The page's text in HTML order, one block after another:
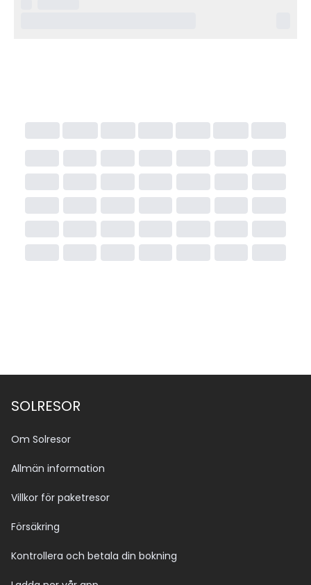
SOLRESOR
Om Solresor
Allmän information
Villkor för paketresor
Försäkring
Kontrollera och betala din bokning